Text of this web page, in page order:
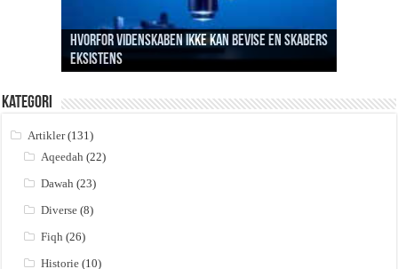
Hvorfor videnskaben ikke kan bevise en Skabers
eksistens
Profetens formål med da’wah i Mekkah
Betydningen af la ilaha ill Allah
Sabr og håbløshed
Hvem skabte så skaberen?
Kategori
Artikler(131)
Aqeedah (22)
Dawah (23)
Diverse (8)
Fiqh (26)
Historie (10)